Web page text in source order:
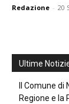
Redazione - 20
Ultime
Il Comune
Regione e